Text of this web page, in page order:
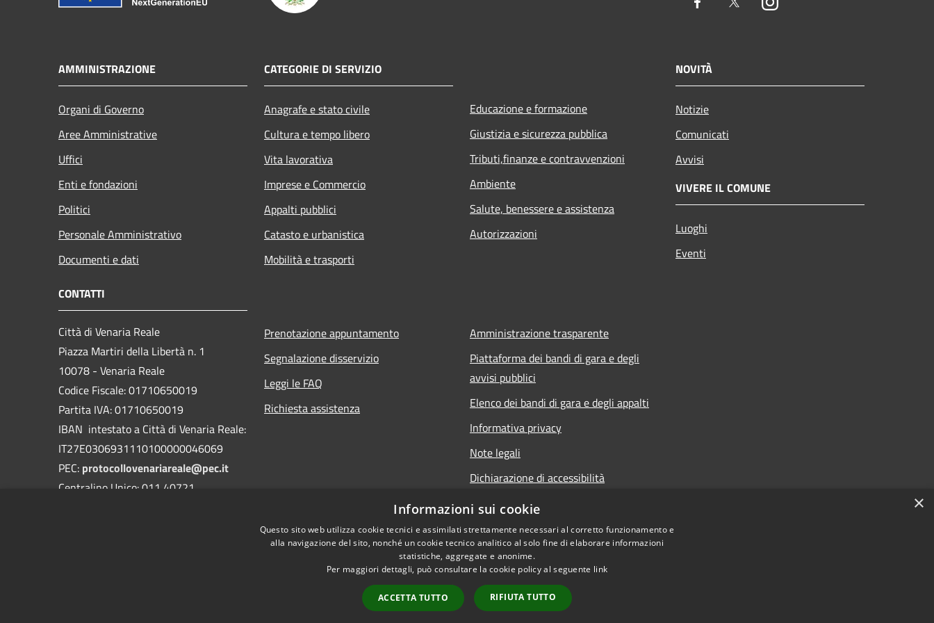
AMMINISTRAZIONE
Organi di Governo
Aree Amministrative
Uffici
Enti e fondazioni
Politici
Personale Amministrativo
Documenti e dati
CATEGORIE DI SERVIZIO
Anagrafe e stato civile
Cultura e tempo libero
Vita lavorativa
Imprese e Commercio
Appalti pubblici
Catasto e urbanistica
Mobilità e trasporti
Educazione e formazione
Giustizia e sicurezza pubblica
Tributi,finanze e contravvenzioni
Ambiente
Salute, benessere e assistenza
Autorizzazioni
NOVITÀ
Notizie
Comunicati
Avvisi
VIVERE IL COMUNE
Luoghi
Eventi
CONTATTI
Città di Venaria Reale
Piazza Martiri della Libertà n. 1
10078 - Venaria Reale
Codice Fiscale: 01710650019
Partita IVA: 01710650019
IBAN intestato a Città di Venaria Reale:
IT27E0306931110100000046069
PEC: protocollovenariareale@pec.it
Centralino Unico: 011 40721
Prenotazione appuntamento
Segnalazione disservizio
Leggi le FAQ
Richiesta assistenza
Amministrazione trasparente
Piattaforma dei bandi di gara e degli
avvisi pubblici
Elenco dei bandi di gara e degli appalti
Informativa privacy
Note legali
Dichiarazione di accessibilità
Obiettivi di accessibilità
Area Dipendenti
×
Informazioni sui cookie
Questo sito web utilizza cookie tecnici e assimilati strettamente necessari al corretto funzionamento e
alla navigazione del sito, nonché un cookie tecnico analitico al solo fine di elaborare informazioni
statistiche, aggregate e anonime.
Per maggiori dettagli, può consultare la cookie policy al seguente link
ACCETTA TUTTO RIFIUTA TUTTO